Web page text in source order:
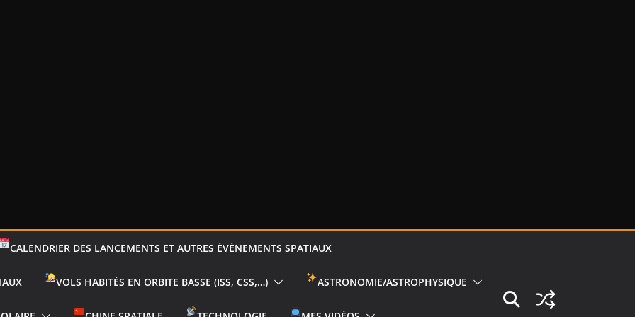
CALENDRIER DES LANCEMENTS ET AUTRES ÉVÈNEMENTS SPATIAUX
VOLS HABITÉS EN ORBITE BASSE (ISS, CSS,…) ASTRONOMIE/ASTROPHYSIQUE